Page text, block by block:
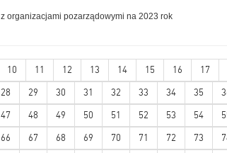
z organizacjami pozarządowymi na 2023 rok
10 11 12 13 14 15 16 17
28 29 30 31 32 33 34 35
47 48 49 50 51 52 53 54
66 67 68 69 70 71 72 73